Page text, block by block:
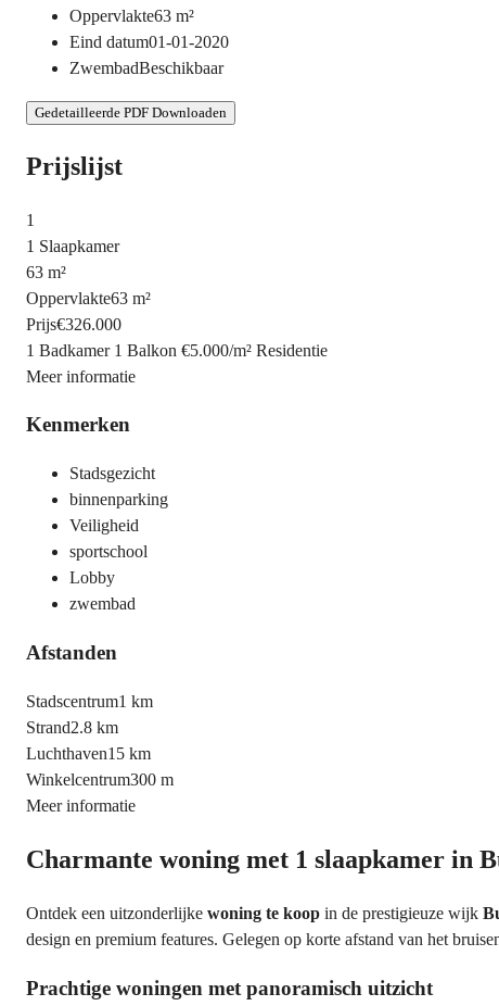
Oppervlakte63 m²
Eind datum01-01-2020
ZwembadBeschikbaar
Gedetailleerde PDF Downloaden
Prijslijst
1
1 Slaapkamer
63 m²
Oppervlakte63 m²
Prijs€326.000
1 Badkamer 1 Balkon €5.000/m² Residentie
Meer informatie
Kenmerken
Stadsgezicht
binnenparking
Veiligheid
sportschool
Lobby
zwembad
Afstanden
Stadscentrum1 km
Strand2.8 km
Luchthaven15 km
Winkelcentrum300 m
Meer informatie
Charmante woning met 1 slaapkamer in
Ontdek een uitzonderlijke woning te koop in de prestigieuze wijk
design en premium features. Gelegen op korte afstand van het
Prachtige woningen met panoramisch uitzicht